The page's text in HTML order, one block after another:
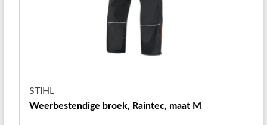
STIHL
Weerbestendige broek, Raintec, maat M